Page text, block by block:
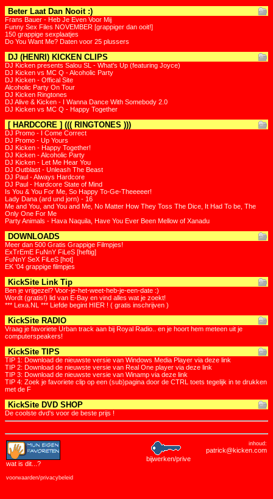
Beter Laat Dan Nooit :)
Frans Bauer - Heb Je Even Voor Mij
Funny Sex Files NOVEMBER [grappiger dan ooit!]
150 grappige sexplaatjes
Do You Want Me? Daten voor 25 plussers
DJ (HENRI) KICKEN CLIPS
DJ Kicken presents Salou SL - What's Up (featuring Joyce)
DJ Kicken vs MC Q - Alcoholic Party
DJ Kicken - Offical Site
Alcoholic Party On Tour
DJ Kicken Ringtones
DJ Alive & Kicken - I Wanna Dance With Somebody 2.0
DJ Kicken vs MC Q - Happy Together
[ HARDCORE ] ((( RINGTONES )))
DJ Promo - I Come Correct
DJ Promo - Up Yours
DJ Kicken - Happy Together!
DJ Kicken - Alcoholic Party
DJ Kicken - Let Me Hear You
DJ Outblast - Unleash The Beast
DJ Paul - Always Hardcore
DJ Paul - Hardcore State of Mind
Is You & You For Me, So Happy To-Ge-Theeeeer!
Lady Dana (ard und jorn) - 16
Me and You, and You and Me, No Matter How They Toss The Dice, It Had To be, The
Only One For Me
Party Animals - Hava Naquila, Have You Ever Been Mellow of Xanadu
DOWNLOADS
Meer dan 500 Gratis Grappige Filmpjes!
ExTrEmE FuNnY FiLeS [heftig]
FuNnY SeX FiLeS [hot]
EK '04 grappige filmpjes
KickSite Link Tip
Ben je vrijgezel? Voor-je-het-weet-heb-je-een-date :)
Wordt (gratis!) lid van E-Bay en vind alles wat je zoekt!
*** Lexa.NL *** Liefde begint HIER ! ( gratis inschrijven )
KickSite RADIO
Vraag je favoriete Urban track aan bij Royal Radio.. en je hoort hem meteen uit je
computerspeakers!
KickSite TIPS
TIP 1: Download de nieuwste versie van Windows Media Player via deze link
TIP 2: Download de nieuwste versie van Real One player via deze link
TIP 3: Download de nieuwste versie van Winamp via deze link
TIP 4: Zoek je favoriete clip op een (sub)pagina door de CTRL toets tegelijk in te drukken
met de F
KickSite DVD SHOP
De coolste dvd's voor de beste prijs !
wat is dit ...?
voorwaarden/privacybeleid
bijwerken/prive
inhoud:
patrick@kicken.com